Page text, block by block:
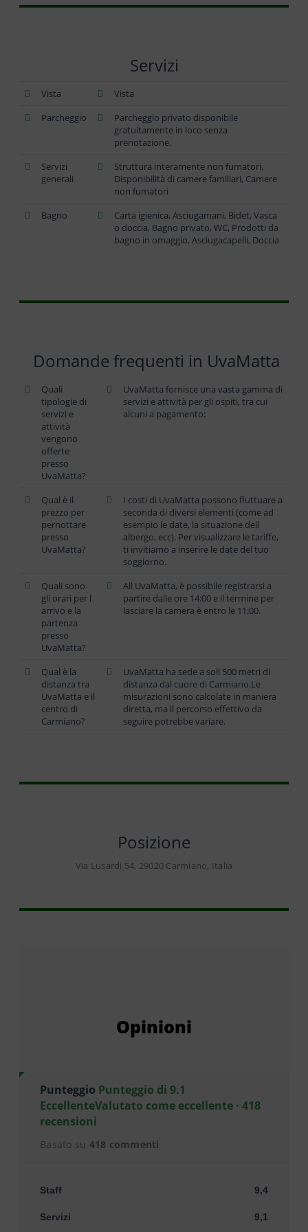
Servizi
Vista
Vista
Parcheggio
Parcheggio privato disponibile
gratuitamente in loco senza
prenotazione.
Servizi
generali
Struttura interamente non fumatori,
Disponibilità di camere familiari, Camere
non fumatori
Bagno
Carta igienica, Asciugamani, Bidet, Vasca
o doccia, Bagno privato, WC, Prodotti da
bagno in omaggio, Asciugacapelli, Doccia
Domande frequenti in UvaMatta
Quali
tipologie di
servizi e
attività
vengono
offerte
presso
UvaMatta?
UvaMatta fornisce una vasta gamma di
servizi e attività per gli ospiti, tra cui
alcuni a pagamento:
Qual è il
prezzo per
pernottare
presso
UvaMatta?
I costi di UvaMatta possono fluttuare a
seconda di diversi elementi (come ad
esempio le date, la situazione dell
albergo, ecc). Per visualizzare le tariffe,
ti invitiamo a inserire le date del tuo
soggiorno.
Quali sono
gli orari per l
arrivo e la
partenza
presso
UvaMatta?
All UvaMatta, è possibile registrarsi a
partire dalle ore 14:00 e il termine per
lasciare la camera è entro le 11:00.
Qual è la
distanza tra
UvaMatta e il
centro di
Carmiano?
UvaMatta ha sede a soli 500 metri di
distanza dal cuore di Carmiano.Le
misurazioni sono calcolate in maniera
diretta, ma il percorso effettivo da
seguire potrebbe variare.
Posizione
Via Lusardi 54, 29020 Carmiano, Italia
Opinioni
Punteggio Punteggio di 9.1
EccellenteValutato come eccellente · 418
recensioni
Basato su 418 commenti
Staff 9,4
Servizi 9,1